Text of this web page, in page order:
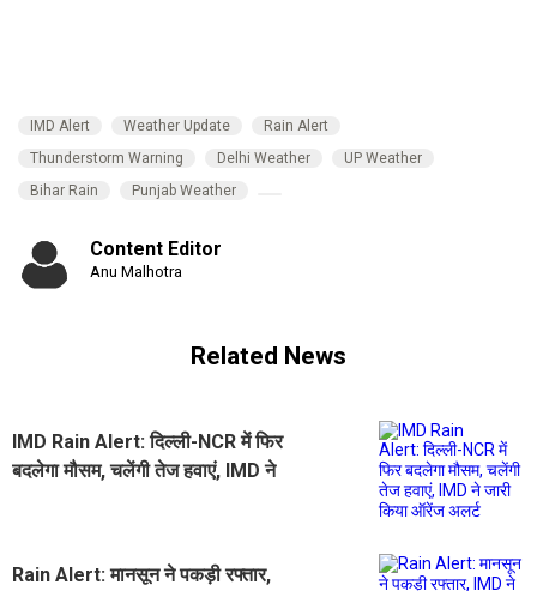
IMD Alert Weather Update
Rain Alert
Thunderstorm Warning
Delhi Weather
UP Weather
Bihar Rain
Punjab Weather
Content Editor
Anu Malhotra
Related News
IMD Rain Alert: दिल्ली-NCR में फिर
बदलेगा मौसम, चलेंगी तेज हवाएं, IMD ने
Rain Alert: मानसून ने पकड़ी रफ्तार,